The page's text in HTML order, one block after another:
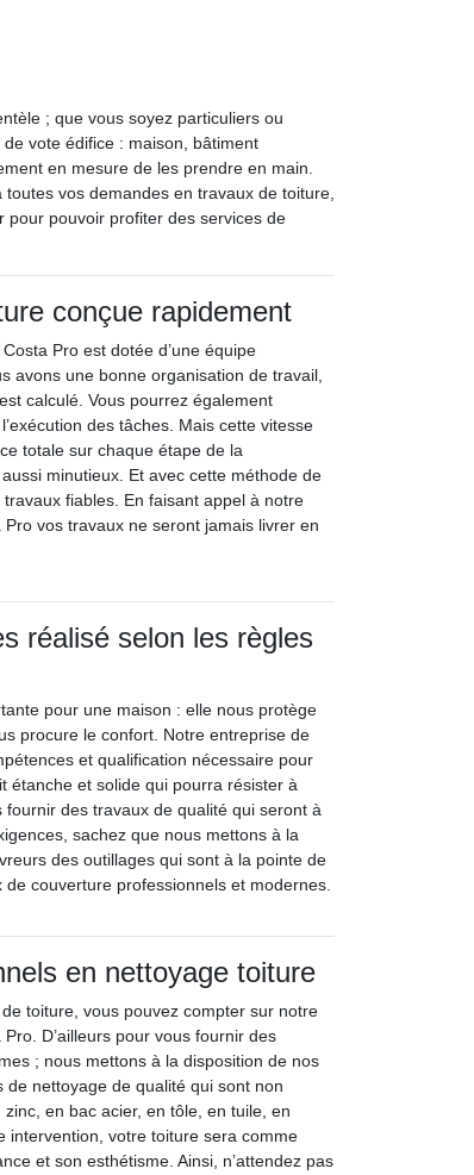
; que vous soyez particuliers ou
vote édifice : maison, bâtiment
en mesure de les prendre en main.
vos demandes en travaux de toiture,
pour pouvoir profiter des services de
conçue rapidement
Pro est dotée d’une équipe
avons une bonne organisation de travail,
calculé. Vous pourrez également
des tâches. Mais cette vitesse
totale sur chaque étape de la
minutieux. Et avec cette méthode de
fiables. En faisant appel à notre
vos travaux ne seront jamais livrer en
réalisé selon les règles
pour une maison : elle nous protège
procure le confort. Notre entreprise de
et qualification nécessaire pour
étanche et solide qui pourra résister à
fournir des travaux de qualité qui seront à
sachez que nous mettons à la
des outillages qui sont à la pointe de
couverture professionnels et modernes.
en nettoyage toiture
toiture, vous pouvez compter sur notre
D’ailleurs pour vous fournir des
; nous mettons à la disposition de nos
nettoyage de qualité qui sont non
en bac acier, en tôle, en tuile, en
intervention, votre toiture sera comme
et son esthétisme. Ainsi, n’attendez pas